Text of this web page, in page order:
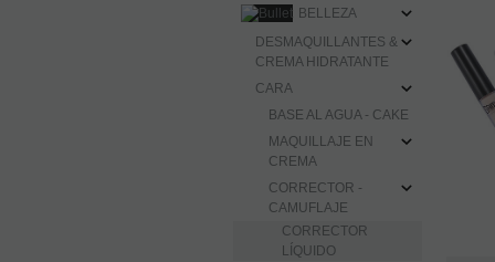
BELLEZA
DESMAQUILLANTES &
CREMA HIDRATANTE
CARA
BASE AL AGUA - CAKE
MAQUILLAJE EN
CREMA
CORRECTOR -
CAMUFLAJE
CORRECTOR
LÍQUIDO